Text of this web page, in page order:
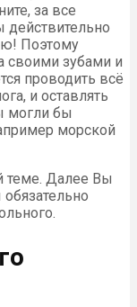
за все
Поэтому
своими зубами и
проводить всё
и оставлять
могли бы
морской
теме. Далее Вы